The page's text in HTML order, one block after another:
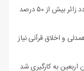
رئیس ستاد مرکزی اربعین: سهم مهران از تردد زائر بیش از ۵۰ درصد
و اخلاق قرآنی نیاز